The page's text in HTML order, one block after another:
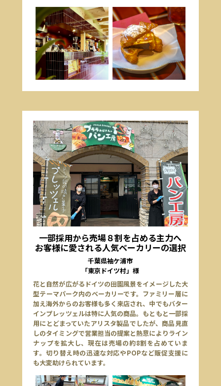
一部採用から売場８割を占める主力へ
お客様に愛される人気ベーカリーの選択
千葉県袖ケ浦市
「東京ドイツ村」様
花と自然が広がるドイツの田園風景をイメージした大
型テーマパーク内のベーカリーです。ファミリー層に
加え海外からのお客様も多く来店され、中でもバター
インプレッツェルは特に人気の商品。もともと一部採
用にとどまっていたアリスタ製品でしたが、商品見直
しのタイミングで営業担当の提案と熱意によりライン
ナップを拡大し、現在は売場の約8割を占めていま
す。切り替え時の迅速な対応やPOPなど販促支援に
も大変助けられています。